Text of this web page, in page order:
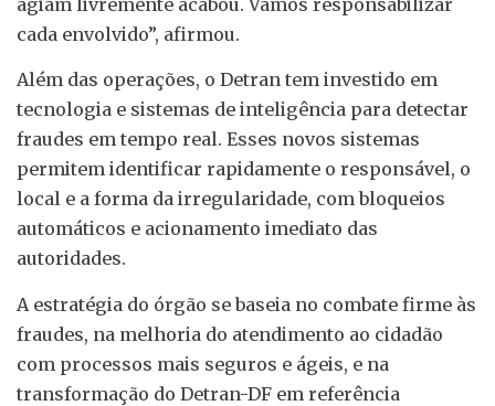
cada envolvido”, afirmou.
Além das operações, o Detran tem investido em
tecnologia e sistemas de inteligência para detectar
fraudes em tempo real. Esses novos sistemas
permitem identificar rapidamente o responsável, o
local e a forma da irregularidade, com bloqueios
automáticos e acionamento imediato das
autoridades.
A estratégia do órgão se baseia no combate firme às
fraudes, na melhoria do atendimento ao cidadão
com processos mais seguros e ágeis, e na
transformação do Detran-DF em referência